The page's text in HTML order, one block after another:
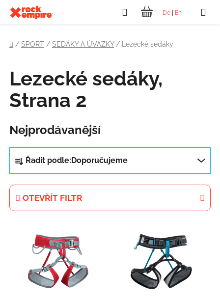
obsah
De En
Hledat
NÁKUPNÍ
KOŠÍK
Domů
/ SPORT / SEDÁKY A ÚVAZKY / Lezecké sedáky
Lezecké sedáky,
Strana 2
Nejprodávanější
a
z
e
n
Řadit podle: Doporučujeme
OTEVŘÍT FILTR